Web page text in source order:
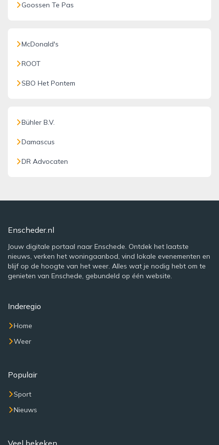
Goossen Te Pas
McDonald's
ROOT
SBO Het Pontem
Bühler B.V.
Damascus
DR Advocaten
Enscheder.nl
Jouw digitale portaal naar Enschede. Ontdek het laatste
nieuws, verken het woningaanbod, vind lokale evenementen en
blijf op de hoogte van het weer. Alles wat je nodig hebt om te
genieten van Enschede, gebundeld op één website.
Inderegio
Home
Weer
Populair
Sport
Nieuws
Veel bekeken